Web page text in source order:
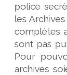
police
les
complètes
sont pas
Pour
archives